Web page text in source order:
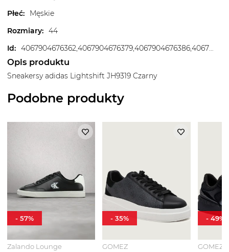
Płeć:
Męskie
Rozmiary: 44
Id: 4067904676362,4067904676379,4067904676386,4067904680017,4067904680024,4067904680031,4067904680048,4067904680055,4067904680062,4067904680079,4067904680086,4067904680093,4067904680116,4067904680123
Opis produktu
Sneakersy adidas Lightshift JH9319 Czarny
Podobne produkty
Zalando Lounge
- 57%
GOMEZ
-35%
GOMEZ
- 49%